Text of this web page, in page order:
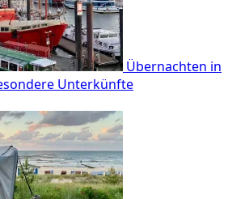
Übernachten in
Unterkünfte